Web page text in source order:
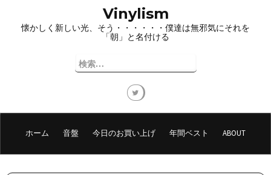
プ
Vinylism
懐かしく新しい光、そう・・・・・・僕達は無邪気にそれを
「朝」と名付ける
検
索:
ホーム 音盤 今日のお買い上げ 年間ベスト ABOUT